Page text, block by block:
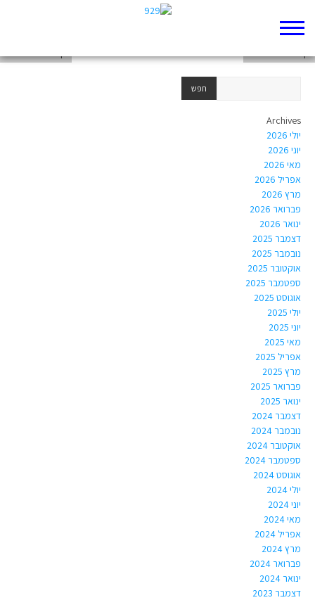
Archives
יולי 2026
יוני 2026
מאי 2026
אפריל 2026
מרץ 2026
פברואר 2026
ינואר 2026
דצמבר 2025
נובמבר 2025
אוקטובר 2025
ספטמבר 2025
אוגוסט 2025
יולי 2025
יוני 2025
מאי 2025
אפריל 2025
מרץ 2025
פברואר 2025
ינואר 2025
דצמבר 2024
נובמבר 2024
אוקטובר 2024
ספטמבר 2024
אוגוסט 2024
יולי 2024
יוני 2024
מאי 2024
אפריל 2024
מרץ 2024
פברואר 2024
ינואר 2024
דצמבר 2023